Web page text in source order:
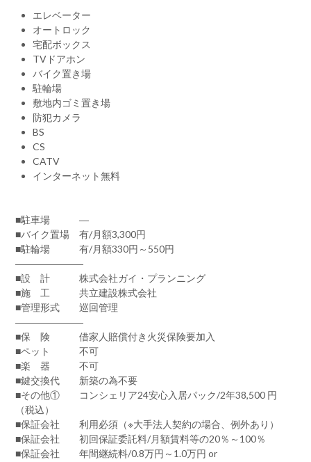
エレベーター
オートロック
宅配ボックス
TVドアホン
バイク置き場
駐輪場
敷地内ゴミ置き場
防犯カメラ
BS
CS
CATV
インターネット無料
■駐車場 ―
■バイク置場 有/月額3,300円
■駐輪場 有/月額330円～550円
―――――――
■設 計 株式会社ガイ・プランニング
■施 工 共立建設株式会社
■管理形式 巡回管理
―――――――
■保 険 借家人賠償付き火災保険要加入
■ペット 不可
■楽 器 不可
■鍵交換代 新築の為不要
■その他① コンシェリア24安心入居パック/2年38,500 円
（税込）
■保証会社 利用必須（※大手法人契約の場合、例外あり）
■保証会社 初回保証委託料/月額賃料等の20％～100％
■保証会社 年間継続料/0.8万円～1.0万円 or